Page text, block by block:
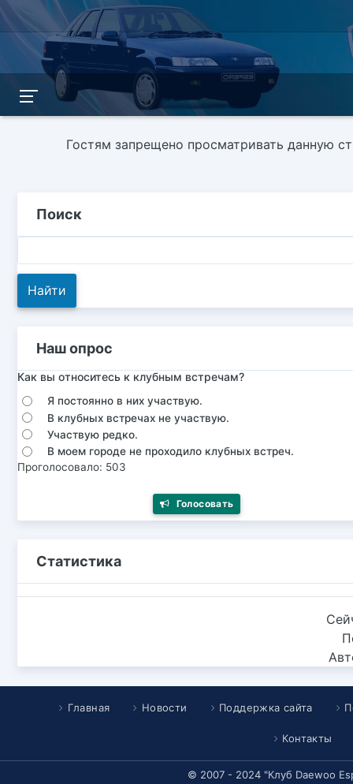
Гостям запрещено просматривать данную
Поиск
Наш опрос
Как вы относитесь к клубным встречам?
Я постоянно в них участвую.
В клубных встречах не участвую.
Участвую редко.
В моем городе не проходило клубных встреч.
Проголосовало: 503
Голосовать
Статистика
Главная Новости Поддержка сайта
Контакты
© 2007 - 2024 "Клуб Daewoo